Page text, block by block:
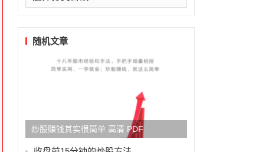
章
类随机文章
炒股赚钱其实很简单 高清 PDF